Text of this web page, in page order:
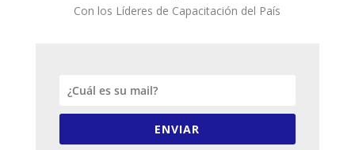
Con los Líderes de Capacitación del País
ENVIAR